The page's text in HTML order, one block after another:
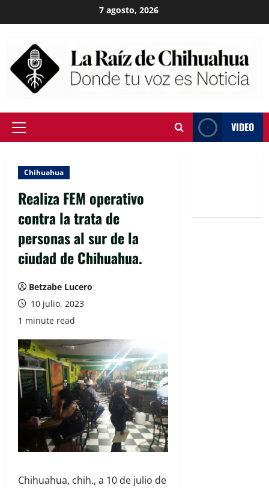
to
7 agosto, 2026
Primary
VIDEO
Chihuahua
Realiza FEM operativo
contra la trata de
personas al sur de la
ciudad de Chihuahua.
Betzabe Lucero
10 julio, 2023
1 minute read
Chihuahua, chih., a 10 de julio de